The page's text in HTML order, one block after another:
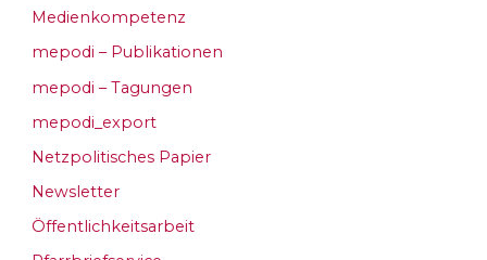
Medienkompetenz
mepodi – Publikationen
mepodi – Tagungen
mepodi_export
Netzpolitisches Papier
Newsletter
Öffentlichkeitsarbeit